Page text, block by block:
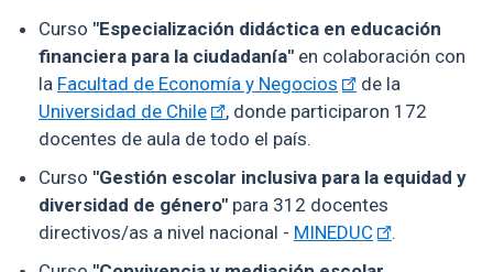
Curso "​Especialización didáctica en educación
financiera para la ciudadanía" en colaboración con
la Facultad de Economía y Negocios
de la
Universidad de Chile
, donde participaron 172
docentes de aula de todo el país.
Curso "Gestión escolar inclusiva para la equidad y
diversidad de género" para 312 docentes
directivos/as a nivel nacional - MINEDUC
.